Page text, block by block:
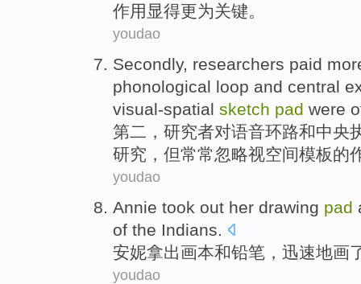
作用 显得更为关键。
youdao
Secondly, researchers paid
phonological loop and central
visual-spatial sketch pad were
第二 ， 研究者对语音环路和中央
研究，但常常忽略视空间模板的
youdao
Annie took out her drawing pad
of the Indians
安妮拿出画本和铅笔 ，迅速地画
youdao